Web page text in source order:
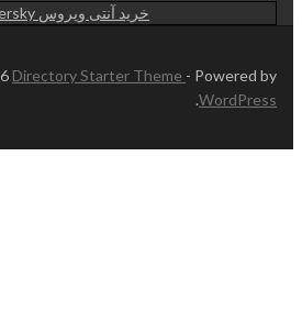
خرید آنتی ویروس Kaspersky
Directory Starter Theme - Powered by
WordPress
.